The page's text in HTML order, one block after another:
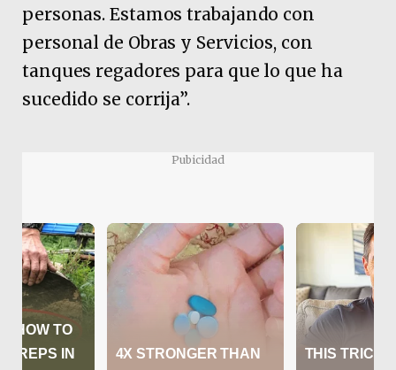
personas. Estamos trabajando con
personal de Obras y Servicios, con
tanques regadores para que lo que ha
sucedido se corrija”.
Pubicidad